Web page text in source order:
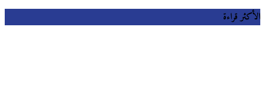
الأكثر قراءة